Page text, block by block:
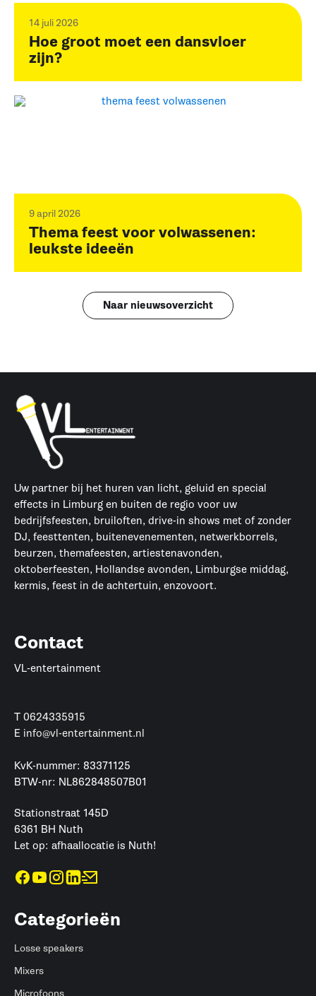
14 juli 2026
Hoe groot moet een dansvloer
zijn?
9 april 2026
Thema feest voor volwassenen:
leukste ideeën
Naar nieuwsoverzicht
Uw partner bij het huren van licht, geluid en special
effects in Limburg en buiten de regio voor uw
bedrijfsfeesten, bruiloften, drive-in shows met of zonder
DJ, feesttenten, buitenevenementen, netwerkborrels,
beurzen, themafeesten, artiestenavonden,
oktoberfeesten, Hollandse avonden, Limburgse middag,
kermis, feest in de achtertuin, enzovoort.
Contact
VL-entertainment
T 0624335915
E info@vl-entertainment.nl
KvK-nummer: 83371125
BTW-nr: NL862848507B01
Stationstraat 145D
6361 BH Nuth
Let op: afhaallocatie is Nuth!
Categorieën
Losse speakers
Mixers
Microfoons